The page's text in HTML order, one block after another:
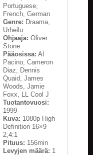
Portuguese,
French, German
Genre: Draama,
Urheilu
Ohjaaja: Oliver
Stone
Pääosissa: Al
Pacino, Cameron
Diaz, Dennis
Quaid, James
Woods, Jamie
Foxx, LL Cool J
Tuotantovuosi:
1999
Kuva: 1080p High
Definition 16×9
2,4:1
Pituus: 156min
Levyjen määrä: 1